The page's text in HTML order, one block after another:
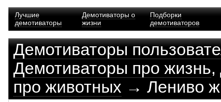
Лучшие
демотиваторы
Демотиваторы о
жизни
Подборки
демотиваторов
Демотиваторы
Демотиваторы про жизнь,
про животных → Лениво